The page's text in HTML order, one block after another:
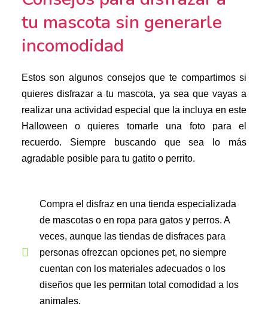
tu mascota sin generarle
incomodidad
Estos son algunos consejos que te compartimos si
quieres disfrazar a tu mascota, ya sea que vayas a
realizar una actividad especial que la incluya en este
Halloween o quieres tomarle una foto para el
recuerdo. Siempre buscando que sea lo más
agradable posible para tu gatito o perrito.
Compra el disfraz en una tienda especializada
de mascotas o en ropa para gatos y perros. A
veces, aunque las tiendas de disfraces para
personas ofrezcan opciones pet, no siempre
cuentan con los materiales adecuados o los
diseños que les permitan total comodidad a los
animales.